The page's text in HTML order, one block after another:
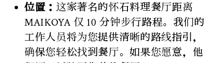
位置： 这家著名的怀石料理餐厅距离
MAIKOYA 仅 10 分钟步行路程。我们的
工作人员将为您提供清晰的路线指引，
确保您轻松找到餐厅。如果您愿意，他